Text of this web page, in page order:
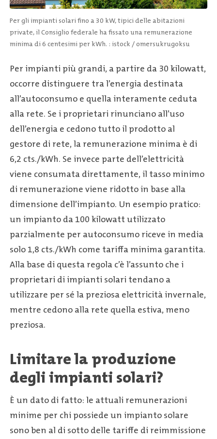
Per gli impianti solari fino a 30 kW, tipici delle abitazioni
private, il Consiglio federale ha fissato una remunerazione
minima di 6 centesimi per kWh. : istock / omersukrugoksu
Per impianti più grandi, a partire da 30 kilowatt,
occorre distinguere tra l’energia destinata
all’autoconsumo e quella interamente ceduta
alla rete. Se i proprietari rinunciano all’uso
dell’energia e cedono tutto il prodotto al
gestore di rete, la remunerazione minima è di
6,2 cts./kWh. Se invece parte dell’elettricità
viene consumata direttamente, il tasso minimo
di remunerazione viene ridotto in base alla
dimensione dell’impianto. Un esempio pratico:
un impianto da 100 kilowatt utilizzato
parzialmente per autoconsumo riceve in media
solo 1,8 cts./kWh come tariffa minima garantita.
Alla base di questa regola c’è l’assunto che i
proprietari di impianti solari tendano a
utilizzare per sé la preziosa elettricità invernale,
mentre cedono alla rete quella estiva, meno
preziosa.
Limitare la produzione
degli impianti solari?
È un dato di fatto: le attuali remunerazioni
minime per chi possiede un impianto solare
sono ben al di sotto delle tariffe di reimmissione